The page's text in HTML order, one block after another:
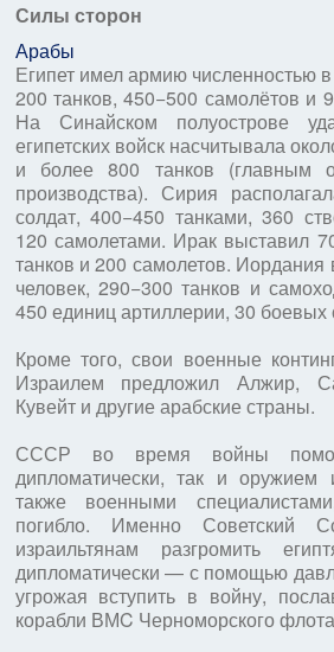
Силы сторон
Арабы
Египет имел армию численностью
200 танков, 450−500 самолётов и
На Синайском полуострове
египетских войск насчитывала
и более 800 танков (главным
производства). Сирия
солдат, 400−450 танками, 360
120 самолетами. Ирак выставил
танков и 200 самолетов.
человек, 290−300 танков и
450 единиц артиллерии, 30 боевых
Кроме того, свои военные
Израилем предложил Алжир,
Кувейт и другие арабские страны.
СССР во время войны
дипломатически, так и
также военными
погибло. Именно Советский
израильтянам разгромить
дипломатически — с помощью
угрожая вступить в войну,
корабли ВМC Черноморского